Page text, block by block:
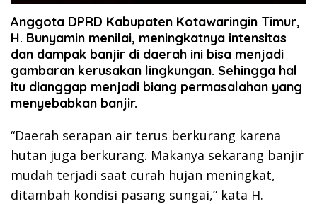
Anggota DPRD Kabupaten Kotawaringin Timur,
H. Bunyamin menilai, meningkatnya intensitas
dan dampak banjir di daerah ini bisa menjadi
gambaran kerusakan lingkungan. Sehingga hal
itu dianggap menjadi biang permasalahan yang
menyebabkan banjir.
“Daerah serapan air terus berkurang karena
hutan juga berkurang. Makanya sekarang banjir
mudah terjadi saat curah hujan meningkat,
ditambah kondisi pasang sungai,” kata H.